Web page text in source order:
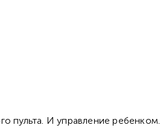
пульта. И управление ребенком.